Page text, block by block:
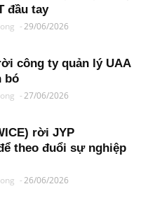
đầu tay
-29/06/2026
công ty quản lý UAA
bó
-27/06/2026
rời JYP
theo đuổi sự nghiệp
-26/06/2026